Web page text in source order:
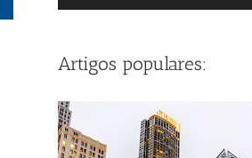
Artigos populares: